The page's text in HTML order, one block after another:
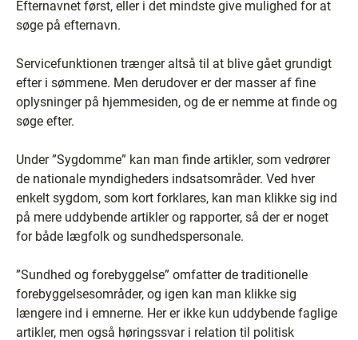
Efternavnet først, eller i det mindste give mulighed for at
søge på efternavn.
Servicefunktionen trænger altså til at blive gået grundigt
efter i sømmene. Men derudover er der masser af fine
oplysninger på hjemmesiden, og de er nemme at finde og
søge efter.
Under ”Sygdomme” kan man finde artikler, som vedrører
de nationale myndigheders indsatsområder. Ved hver
enkelt sygdom, som kort forklares, kan man klikke sig ind
på mere uddybende artikler og rapporter, så der er noget
for både lægfolk og sundhedspersonale.
”Sundhed og forebyggelse” omfatter de traditionelle
forebyggelsesområder, og igen kan man klikke sig
længere ind i emnerne. Her er ikke kun uddybende faglige
artikler, men også høringssvar i relation til politisk